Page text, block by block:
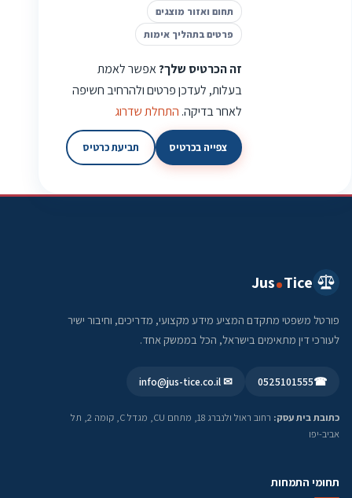
תחום ואזור מוצגים
פרטים בתהליך אימות
זה הכרטיס שלך?אפשר לאמת
בעלות, לעדכן פרטים ולהרחיב חשיפה
לאחר בדיקה. התחלת שדרוג
צפייה בכרטיס תביעת כרטיס
Jus Tice
פורטל משפטי מתקדם המציע מידע מקצועי, מדריכים, וחיבור ישיר
לעורכי דין מתאימים בישראל, הכל בממשק אחד.
☎
0525101555
✉ info@jus-tice.co.il
כתובת בית עסק:
רחוב ראול ולנברג 18, מתחם CU, מגדל C, קומה 2, תל
אביב-יפו
תחומי התמחות